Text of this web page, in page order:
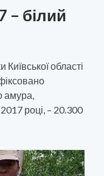
– білий
області
амура,
році, – 20.300